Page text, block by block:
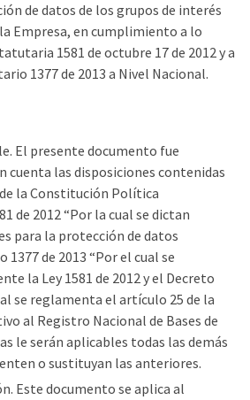
de datos de los grupos de interés
Empresa, en cumplimiento a lo
1581 de octubre 17 de 2012 y a
1377 de 2013 a Nivel Nacional.
El presente documento fue
cuenta las disposiciones contenidas
la Constitución Política
de 2012 “Por la cual se dictan
para la protección de datos
1377 de 2013 “Por el cual se
la Ley 1581 de 2012 y el Decreto
se reglamenta el artículo 25 de la
al Registro Nacional de Bases de
le serán aplicables todas las demás
o sustituyan las anteriores.
Este documento se aplica al